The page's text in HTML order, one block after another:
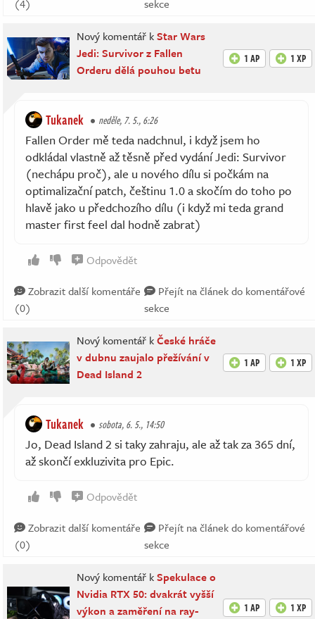
(4) sekce
Nový komentář kStar Wars
Jedi: Survivor z Fallen
Orderu dělá pouhou betu
1 AP 1 XP
Tukanek neděle, 7. 5., 6:26
Fallen Order mě teda nadchnul, i když jsem ho
odkládal vlastně až těsně před vydání Jedi: Survivor
(nechápu proč), ale u nového dílu si počkám na
optimalizační patch, češtinu 1.0 a skočím do toho po
hlavě jako u předchozího dílu (i když mi teda grand
master first feel dal hodně zabrat)
Odpovědět
Zobrazit další komentáře
(0)
Přejít na článek do komentářové
sekce
Nový komentář kČeské hráče
v dubnu zaujalo přežívání v
Dead Island 2
1 AP 1 XP
Tukanek sobota, 6. 5., 14:50
Jo, Dead Island 2 si taky zahraju, ale až tak za 365 dní,
až skončí exkluzivita pro Epic.
Odpovědět
Zobrazit další komentáře
(0)
Přejít na článek do komentářové
sekce
Nový komentář kSpekulace o
Nvidia RTX 50: dvakrát vyšší
výkon a zaměření na ray-
1 AP 1 XP